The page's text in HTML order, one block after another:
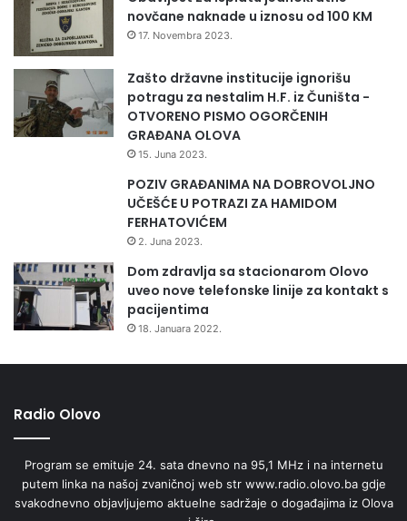
novčane naknade u iznosu od 100 KM
17. Novembra 2023.
Zašto državne institucije ignorišu
potragu za nestalim H.F. iz Čuništa -
OTVORENO PISMO OGORČENIH
GRAĐANA OLOVA
15. Juna 2023.
POZIV GRAĐANIMA NA DOBROVOLJNO
UČEŠĆE U POTRAZI ZA HAMIDOM
FERHATOVIĆEM
2. Juna 2023.
Dom zdravlja sa stacionarom Olovo
uveo nove telefonske linije za kontakt s
pacijentima
18. Januara 2022.
Radio Olovo
Program se emituje 24. sata dnevno na 95,1 MHz i na internetu
putem linka na našoj zvaničnoj web str www.radio.olovo.ba gdje
svakodnevno objavljujemo aktuelne sadržaje o događajima iz Olova